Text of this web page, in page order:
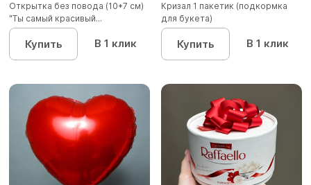
Открытка без повода (10*7 см)
"Ты самый красивый...
Купить В 1 клик
Кризал 1 пакетик (подкормка
для букета)
Купить В 1 клик